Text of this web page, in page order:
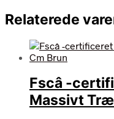
Relaterede
Fscâ -
Massivt